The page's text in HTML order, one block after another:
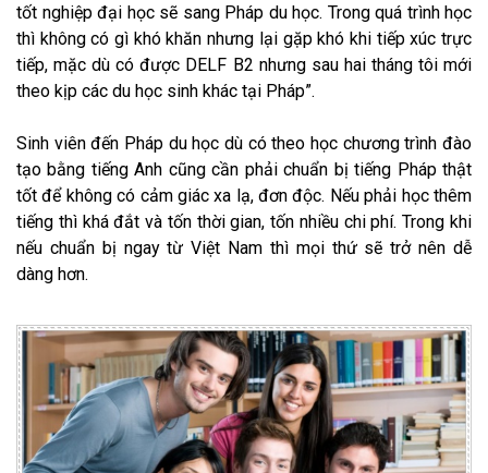
tốt nghiệp đại học sẽ sang Pháp du học. Trong quá trình học
thì không có gì khó khăn nhưng lại gặp khó khi tiếp xúc trực
tiếp, mặc dù có được DELF B2 nhưng sau hai tháng tôi mới
theo kịp các du học sinh khác tại Pháp”.
Sinh viên đến Pháp du học dù có theo học chương trình đào
tạo bằng tiếng Anh cũng cần phải chuẩn bị tiếng Pháp thật
tốt để không có cảm giác xa lạ, đơn độc. Nếu phải học thêm
tiếng thì khá đắt và tốn thời gian, tốn nhiều chi phí. Trong khi
nếu chuẩn bị ngay từ Việt Nam thì mọi thứ sẽ trở nên dễ
dàng hơn.